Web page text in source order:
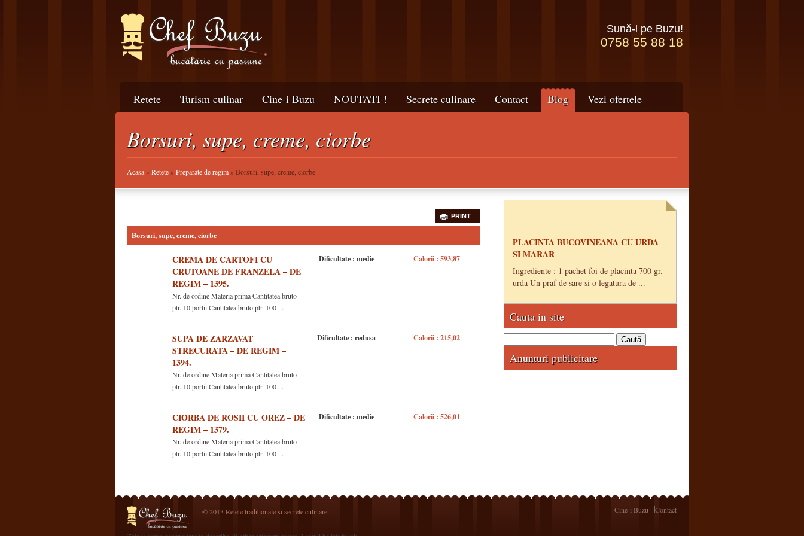
Sună-l pe Buzu!
0758 55 88 18
Retete Turism culinar Cine-i Buzu NOUTATI ! Secrete culinare Contact Blog Vezi ofertele
Borsuri, supe, creme, ciorbe
Acasa»Retete»Preparate de regim» Borsuri, supe, creme, ciorbe
PRINT
Borsuri, supe, creme, ciorbe
CREMA DE CARTOFI CU
CRUTOANE DE FRANZELA – DE
REGIM – 1395.
Nr. de ordine Materia prima Cantitatea bruto
ptr. 10 portii Cantitatea bruto ptr. 100 ...
Dificultate : medie Calorii : 593,87
SUPA DE ZARZAVAT
STRECURATA – DE REGIM –
1394.
Nr. de ordine Materia prima Cantitatea bruto
ptr. 10 portii Cantitatea bruto ptr. 100 ...
Dificultate : redusa Calorii : 215,02
CIORBA DE ROSII CU OREZ – DE
REGIM – 1379.
Nr. de ordine Materia prima Cantitatea bruto
ptr. 10 portii Cantitatea bruto ptr. 100 ...
Dificultate : medie Calorii : 526,01
PLACINTA BUCOVINEANA CU URDA
SI MARAR
Ingrediente : 1 pachet foi de placinta 700 gr.
urda Un praf de sare si o legatura de ...
Cauta in site
după:
Anunturi publicitare
© 2013 Retete traditionale si secrete culinare Cine-i Buzu Contact